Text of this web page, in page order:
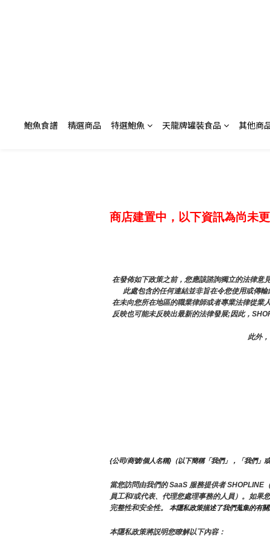
鮑魚食譜 精選商品 特選鮑魚 天龍牌罐裝食品 其他商
商店建置中，以下資訊為尚未
在發佈如下政策之前，您應該諮詢獨立的法律意
此處包含的任何連結並非旨在令您使用或傳
在未向您所在地區的職業律師或者專業法律從業
反映也可能未反映出最新的法律發展;因此，
此外
{公司/商號/個人名稱}（以下簡稱「我們」，「我們」
當您訪問由我們的 SaaS 服務提供者 SHOPLINE
員工和/或代表、代理您處理事務的人員）。如果
完整性和安全性。
本隱私政策描述了我們蒐集的有
本隱私政策將説明您瞭解以下內容：